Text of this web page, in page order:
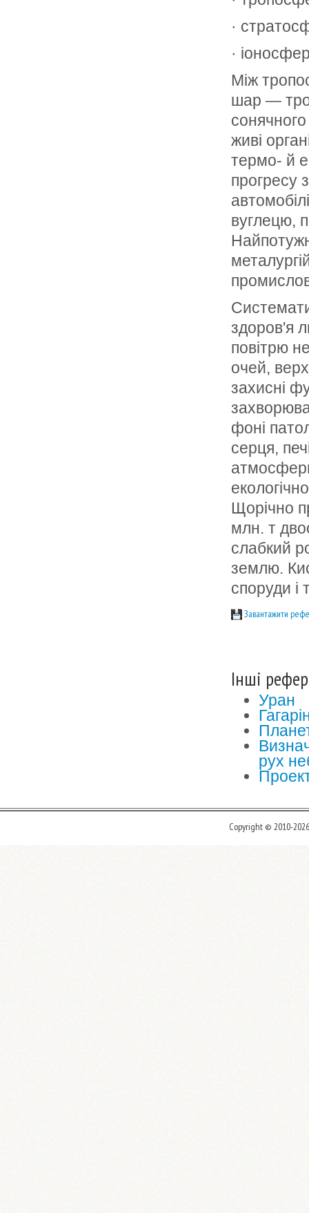
·
·
Між
шар —
живі
термо- й
прогресу
вуглецю,
здоров'я
повітрю
очей,
захисні
фоні
серця,
Щорічно
млн. т
слабкий
землю.
споруди і
Завантажити
Інші
Уран
рух
Copyright © 2010-